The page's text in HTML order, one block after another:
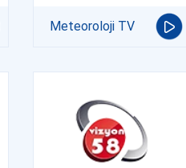
Meteoroloji TV